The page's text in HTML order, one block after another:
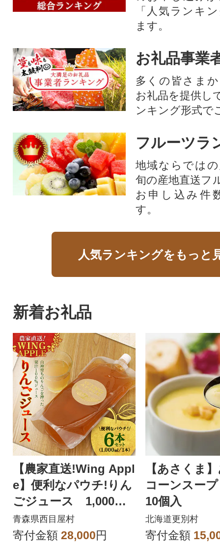
「人気ランキ
ます。
お礼品事業
多くの皆さま
お礼品を提供し
ンキング形式で
フルーツラ
地域ならでは
旬の産地直送フ
お申し込み件
す。
人気ランキングをもっと
新着お礼品
【農家直送!Wing Appl
e】便利なパウチ!りん
ごジュース 1,000ml
6本セット
青森県西目屋村
寄付金額 28,000円
【あさくま
コーンスー
10個入
北海道更別村
寄付金額